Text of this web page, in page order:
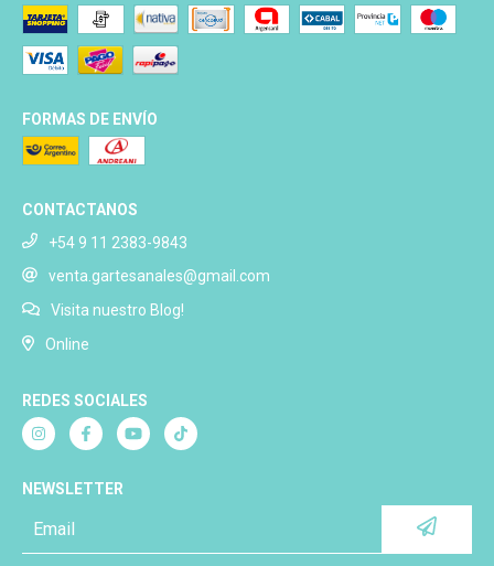
FORMAS DE ENVÍO
CONTACTANOS
+54 9 11 2383-9843
venta.gartesanales@gmail.com
Visita nuestro Blog!
Online
REDES SOCIALES
NEWSLETTER